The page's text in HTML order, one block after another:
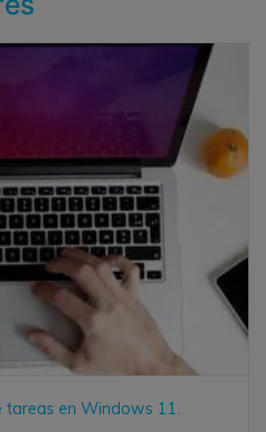
tareas en Windows 11.